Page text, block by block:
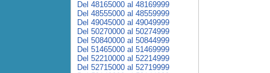
Del 48165000 al 48169999
Del 48555000 al 48559999
Del 49045000 al 49049999
Del 50270000 al 50274999
Del 50840000 al 50844999
Del 51465000 al 51469999
Del 52210000 al 52214999
Del 52715000 al 52719999